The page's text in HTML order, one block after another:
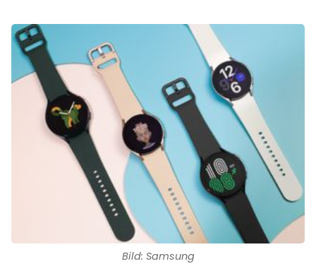
Team
Zusammenarbeit
Kontakt
Impressum
Bild: Samsung